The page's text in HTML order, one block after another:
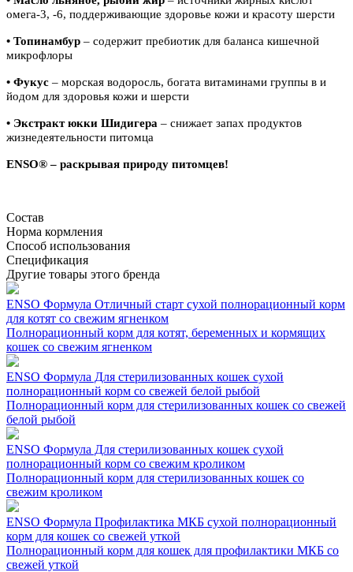
омега-3, -6, поддерживающие здоровье кожи и красоту шерсти
• Топинамбур – содержит пребиотик для баланса кишечной
микрофлоры
• Фукус – морская водоросль, богата витаминами группы в и
йодом для здоровья кожи и шерсти
• Экстракт юкки Шидигера – снижает запах продуктов
жизнедеятельности питомца
ENSO® – раскрывая природу питомцев!
Состав
Норма кормления
Способ использования
Спецификация
Другие товары этого бренда
ENSO Формула Отличный старт сухой полнорационный корм
для котят со свежим ягненком
Полнорационный корм для котят, беременных и кормящих
кошек со свежим ягненком
ENSO Формула Для стерилизованных кошек сухой
полнорационный корм со свежей белой рыбой
Полнорационный корм для стерилизованных кошек со свежей
белой рыбой
ENSO Формула Для стерилизованных кошек сухой
полнорационный корм со свежим кроликом
Полнорационный корм для стерилизованных кошек со
свежим кроликом
ENSO Формула Профилактика МКБ сухой полнорационный
корм для кошек со свежей уткой
Полнорационный корм для кошек для профилактики МКБ со
свежей уткой